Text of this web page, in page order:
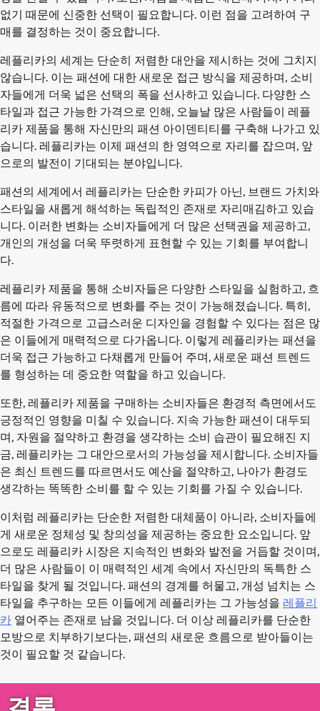
없기 때문에 신중한 선택이 필요합니다. 이런 점을 고려하여 구
매를 결정하는 것이 중요합니다.
레플리카의 세계는 단순히 저렴한 대안을 제시하는 것에 그치지
않습니다. 이는 패션에 대한 새로운 접근 방식을 제공하며, 소비
자들에게 더욱 넓은 선택의 폭을 선사하고 있습니다. 다양한 스
타일과 접근 가능한 가격으로 인해, 오늘날 많은 사람들이 레플
리카 제품을 통해 자신만의 패션 아이덴티티를 구축해 나가고 있
습니다. 레플리카는 이제 패션의 한 영역으로 자리를 잡으며, 앞
으로의 발전이 기대되는 분야입니다.
패션의 세계에서 레플리카는 단순한 카피가 아닌, 브랜드 가치와
스타일을 새롭게 해석하는 독립적인 존재로 자리매김하고 있습
니다. 이러한 변화는 소비자들에게 더 많은 선택권을 제공하고,
개인의 개성을 더욱 뚜렷하게 표현할 수 있는 기회를 부여합니
다.
레플리카 제품을 통해 소비자들은 다양한 스타일을 실험하고, 흐
름에 따라 유동적으로 변화를 주는 것이 가능해졌습니다. 특히,
적절한 가격으로 고급스러운 디자인을 경험할 수 있다는 점은 많
은 이들에게 매력적으로 다가옵니다. 이렇게 레플리카는 패션을
더욱 접근 가능하고 다채롭게 만들어 주며, 새로운 패션 트렌드
를 형성하는 데 중요한 역할을 하고 있습니다.
또한, 레플리카 제품을 구매하는 소비자들은 환경적 측면에서도
긍정적인 영향을 미칠 수 있습니다. 지속 가능한 패션이 대두되
며, 자원을 절약하고 환경을 생각하는 소비 습관이 필요해진 지
금, 레플리카는 그 대안으로서의 가능성을 제시합니다. 소비자들
은 최신 트렌드를 따르면서도 예산을 절약하고, 나아가 환경도
생각하는 똑똑한 소비를 할 수 있는 기회를 가질 수 있습니다.
이처럼 레플리카는 단순한 저렴한 대체품이 아니라, 소비자들에
게 새로운 정체성 및 창의성을 제공하는 중요한 요소입니다. 앞
으로도 레플리카 시장은 지속적인 변화와 발전을 거듭할 것이며,
더 많은 사람들이 이 매력적인 세계 속에서 자신만의 독특한 스
타일을 찾게 될 것입니다. 패션의 경계를 허물고, 개성 넘치는 스
타일을 추구하는 모든 이들에게 레플리카는 그 가능성을 레플리
카 열어주는 존재로 남을 것입니다. 더 이상 레플리카를 단순한
모방으로 치부하기보다는, 패션의 새로운 흐름으로 받아들이는
것이 필요할 것 같습니다.